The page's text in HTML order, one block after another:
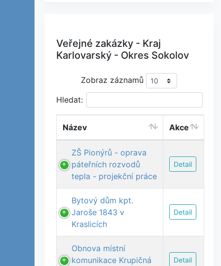
Veřejné zakázky - Kraj
Karlovarský - Okres Sokolov
Zobraz záznamů
Hledat:
Název Akce
ZŠ Pionýrů - oprava
páteřních rozvodů
tepla - projekční práce
Detail
Bytový dům kpt.
Jaroše 1843 v
Kraslicích
Detail
Obnova místní
komunikace Krupičná
Detail